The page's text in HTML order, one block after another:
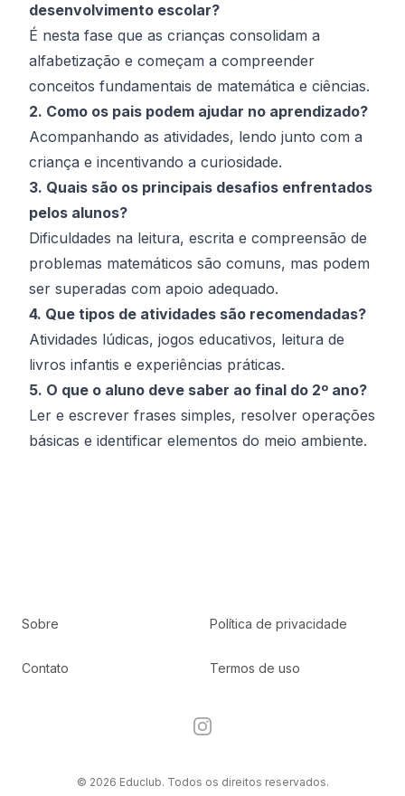
desenvolvimento escolar?
É nesta fase que as crianças consolidam a
alfabetização e começam a compreender
conceitos fundamentais de matemática e ciências.
2. Como os pais podem ajudar no aprendizado?
Acompanhando as atividades, lendo junto com a
criança e incentivando a curiosidade.
3. Quais são os principais desafios enfrentados
pelos alunos?
Dificuldades na leitura, escrita e compreensão de
problemas matemáticos são comuns, mas podem
ser superadas com apoio adequado.
4. Que tipos de atividades são recomendadas?
Atividades lúdicas, jogos educativos, leitura de
livros infantis e experiências práticas.
5. O que o aluno deve saber ao final do 2º ano?
Ler e escrever frases simples, resolver operações
básicas e identificar elementos do meio ambiente.
Sobre
Contato
Política de privacidade
Termos de uso
Instagram
© 2026 Educlub. Todos os direitos reservados.